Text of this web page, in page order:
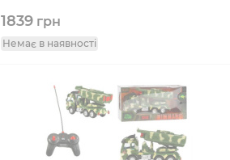
1839грн
Немає в наявності